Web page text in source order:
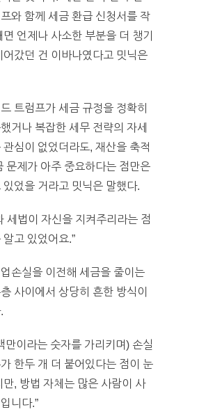
와 함께 세금 환급 신청서를 작
언제나 사소한 부분을 더 챙기
어갔던 건 이바나였다고 밋닉은
트럼프가 세금 규정을 정확히
거나 복잡한 세무 전략의 자세
관심이 없었더라도, 재산을 축적
문제가 아주 중요하다는 점만은
있었을 거라고 밋닉은 말했다.
세법이 자신을 지켜주리라는 점
고 있었어요.”
손실을 이전해 세금을 줄이는
사이에서 상당히 흔한 방식이
만이라는 숫자를 가리키며) 손실
한두 개 더 붙어있다는 점이 눈
만, 방법 자체는 많은 사람이 사
니다.”